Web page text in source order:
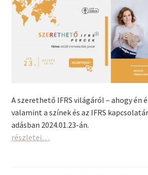
A szerethető IFRS világáról – ahogy én
valamint a színek és az IFRS
adásban 2024.01.23-án.
Szerethető
részletei…